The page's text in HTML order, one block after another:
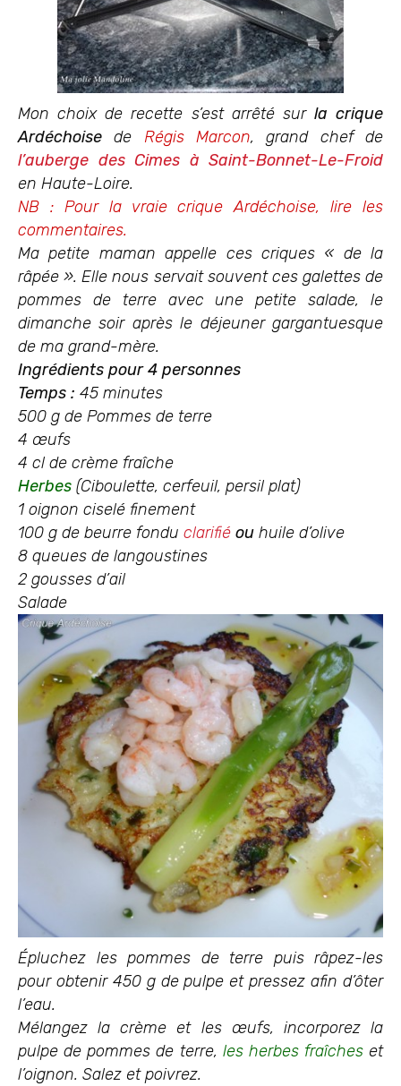
Mon choix de recette s’est arrêté sur la crique
Ardéchoisede Régis Marcon, grand chef de
l’auberge des Cimes à Saint-Bonnet-Le-Froid
en Haute-Loire.
NB : Pour la vraie crique Ardéchoise, lire les
commentaires.
Ma petite maman appelle ces criques « de la
râpée ». Elle nous servait souvent ces galettes de
pommes de terre avec une petite salade, le
dimanche soir après le déjeuner gargantuesque
de ma grand-mère.
Ingrédients pour 4 personnes
Temps : 45 minutes
500 g de Pommes de terre
4 œufs
4 cl de crème fraîche
Herbes (Ciboulette, cerfeuil, persil plat)
1 oignon ciselé finement
100 g de beurre fondu clarifié ou huile d’olive
8 queues de langoustines
2 gousses d’ail
Salade
Épluchez les pommes de terre puis râpez-les
pour obtenir 450 g de pulpe et pressez afin d’ôter
l’eau.
Mélangez la crème et les œufs, incorporez la
pulpe de pommes de terre, les herbes fraîcheset
l’oignon. Salez et poivrez.